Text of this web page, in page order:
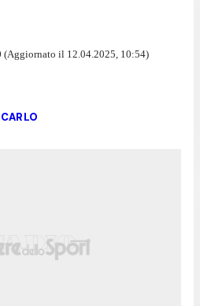
(Aggiornato il 12.04.2025, 10:54)